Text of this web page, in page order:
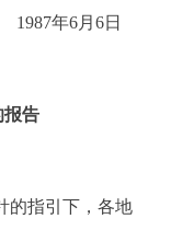
1987年6月6日
报告
指引下，各地